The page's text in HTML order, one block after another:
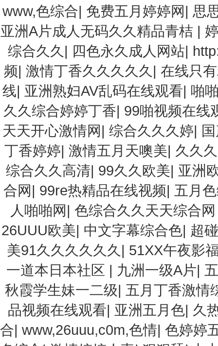
www,色综合| 免费五月婷婷网| 思
亚洲A片成人无码久久精品青桔 |
综合久久 | 四色永久成人网站|
频|激情丁香久久久久久 |在线只
线| 亚洲熟妇AV乱码在线观看| 啪
久久综合婷婷丁香| 99啪视频在线
天天开心激情网|综合久久久婷|
丁香婷婷|激情五月天噢美| 久久
综合久久高清| 99久久欧美| 亚洲
合网| 99re热精品在线视频| 五月
人啪啪网|色综合久久天天综合
26UUU欧美| 中文字幕综合色| 超
美91久久久久久久 | 51XX午夜影
一道本日本社区 | 九洲一级A片|
秋霞学生妹一二级| 五月丁香激情
品视频在线观看| 亚洲五月色| 久
合| www,26uuu,c0m,色情| 色婷婷